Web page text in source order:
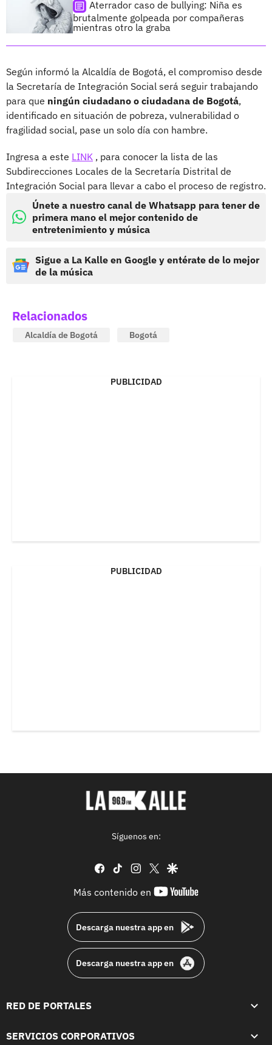
Aterrador caso de bullying: Niña es
brutalmente golpeada por compañeras
mientras otro la graba
Según informó la Alcaldía de Bogotá, el compromiso desde
la Secretaría de Integración Social será seguir trabajando
para que ningún ciudadano o ciudadana de Bogotá,
identificado en situación de pobreza, vulnerabilidad o
fragilidad social, pase un solo día con hambre.
Ingresa a este LINK , para conocer la lista de las
Subdirecciones Locales de la Secretaría Distrital de
Integración Social para llevar a cabo el proceso de registro.
Únete a nuestro canal de Whatsapp para tener de
primera mano el mejor contenido de
entretenimiento y música
Sigue a La Kalle en Google y entérate de lo mejor
de la música
Relacionados
Alcaldía de Bogotá Bogotá
PUBLICIDAD
PUBLICIDAD
Síguenos en:
facebook
tiktok instagram
twittergoogle
Más contenido en
youtube-
Descarga nuestra app en
Descarga nuestra app en
RED DE PORTALES
SERVICIOS CORPORATIVOS